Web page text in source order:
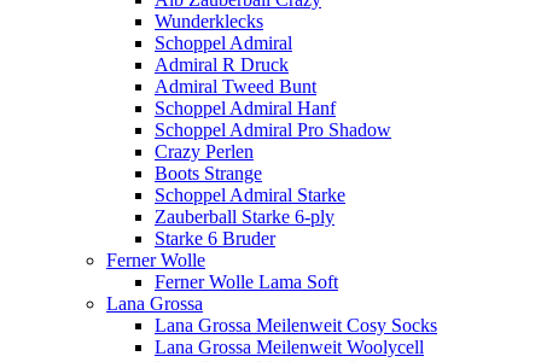
Wunderklecks
Schoppel Admiral
Admiral R Druck
Admiral Tweed Bunt
Schoppel Admiral Hanf
Schoppel Admiral Pro Shadow
Crazy Perlen
Boots Strange
Schoppel Admiral Starke
Zauberball Starke 6-ply
Starke 6 Bruder
Ferner Wolle
Ferner Wolle Lama Soft
Lana Grossa
Lana Grossa Meilenweit Cosy Socks
Lana Grossa Meilenweit Woolycell